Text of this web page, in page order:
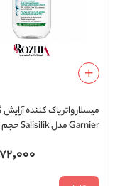
میسلار واتر پاک کننده آرایش